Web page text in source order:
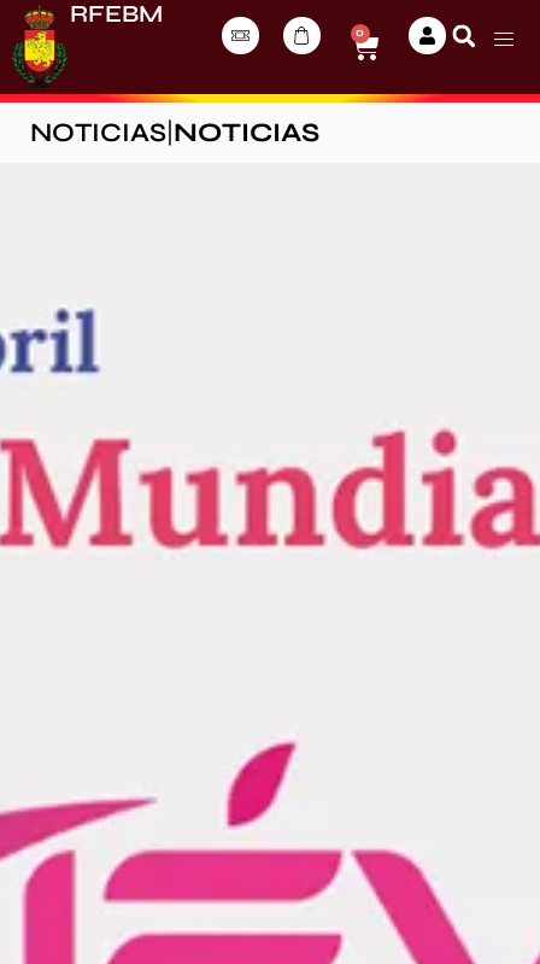
RFEBM
0
NOTICIAS NOTICIAS